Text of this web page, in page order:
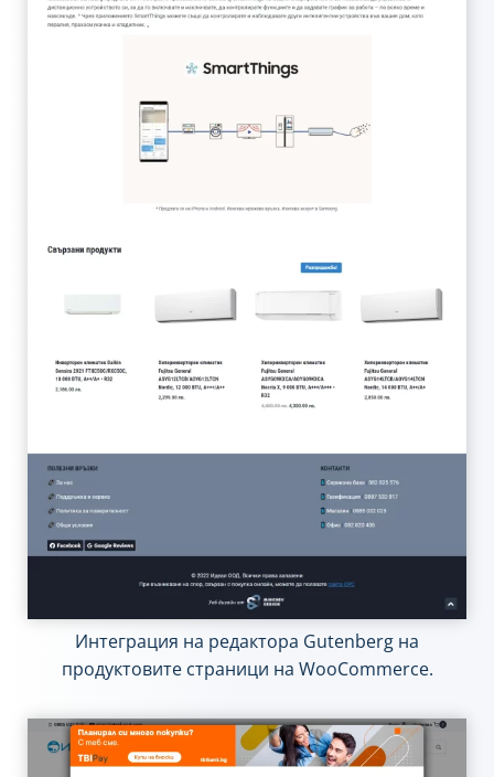
Интеграция на редактора Gutenberg на
продуктовите страници на WooCommerce.